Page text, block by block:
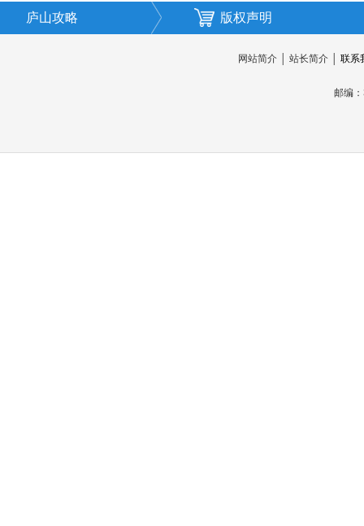
庐山攻略 版权声明
网站简介│ 站长简介│ 联系
邮编